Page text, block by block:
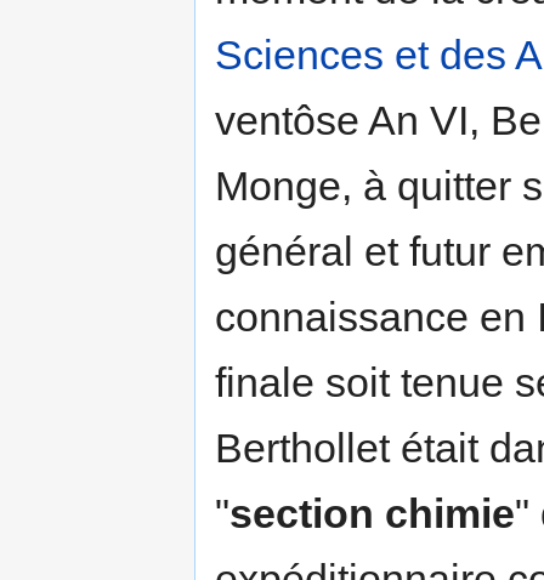
Sciences et des
ventôse An VI,
Monge, à quitter
général et futur
connaissance en
finale soit tenue
Berthollet était
"section chimie"